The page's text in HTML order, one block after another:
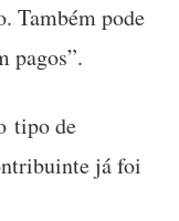
Também pode
pagos”.
tipo de
já foi